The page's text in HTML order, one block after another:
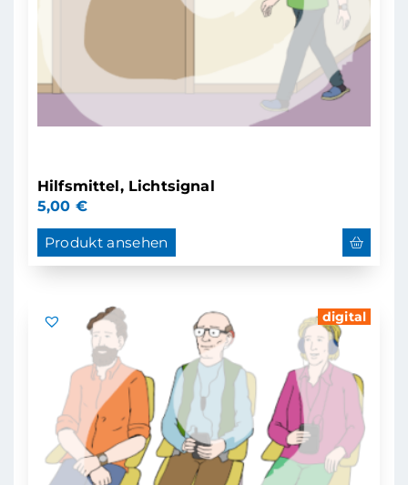
Hilfsmittel, Lichtsignal
5,00 €
Produkt ansehen
digital